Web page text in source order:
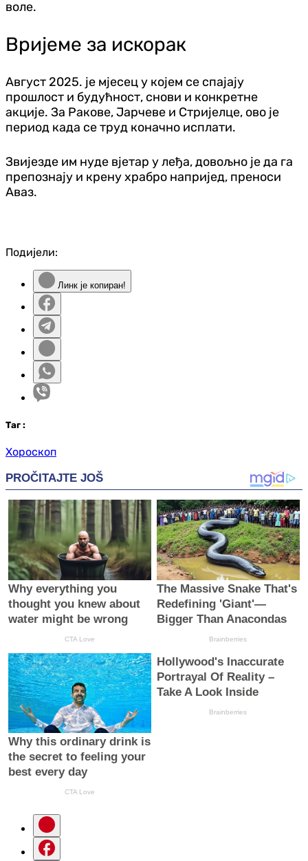
воле.
Вријеме за искорак
Август 2025. је мјесец у којем се спајају
прошлост и будућност, снови и конкретне
акције. За Ракове, Јарчеве и Стријелце, ово је
период када се труд коначно исплати.
Звијезде им нуде вјетар у леђа, довољно је да га
препознају и крену храбро напријед, преноси
Аваз.
Подијели:
Линк је копиран!
Таг :
Хороскоп